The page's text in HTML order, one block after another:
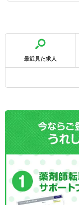
最近見た求人